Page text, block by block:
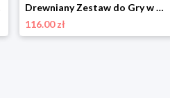
Drewniany Zestaw do Gry w Golfa Różne Przeszkody, Classic World Classic world
116.00 zł